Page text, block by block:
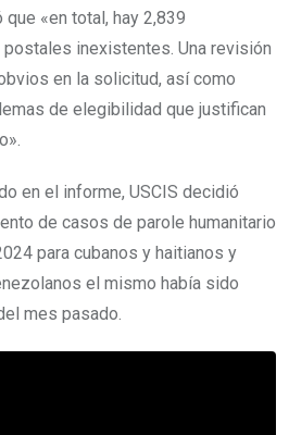
«en total, hay 2,839
inexistentes. Una revisión
en la solicitud, así como
de elegibilidad que justifican
en el informe, USCIS decidió
de casos de parole humanitario
para cubanos y haitianos y
el mismo había sido
mes pasado.